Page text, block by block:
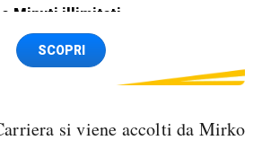
e Minuti illimitati
SCOPRI
si viene accolti da Mirko